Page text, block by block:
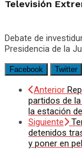
Televisión
Debate de
Presidencia de la
Facebook Twitter
Anterior
partidos de
la estación
Siguiente
detenidos
y poner en